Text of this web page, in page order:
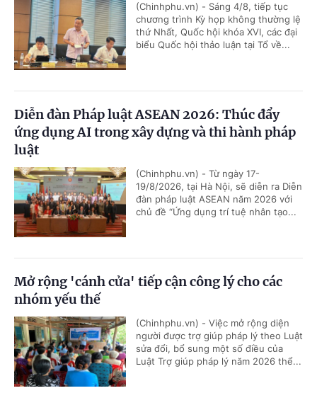
(Chinhphu.vn) - Sáng 4/8, tiếp tục
chương trình Kỳ họp không thường lệ
thứ Nhất, Quốc hội khóa XVI, các đại
biểu Quốc hội thảo luận tại Tổ về...
Diễn đàn Pháp luật ASEAN 2026: Thúc đẩy
ứng dụng AI trong xây dựng và thi hành pháp
luật
(Chinhphu.vn) - Từ ngày 17-
19/8/2026, tại Hà Nội, sẽ diễn ra Diễn
đàn pháp luật ASEAN năm 2026 với
chủ đề “Ứng dụng trí tuệ nhân tạo...
Mở rộng 'cánh cửa' tiếp cận công lý cho các
nhóm yếu thế
(Chinhphu.vn) - Việc mở rộng diện
người được trợ giúp pháp lý theo Luật
sửa đổi, bổ sung một số điều của
Luật Trợ giúp pháp lý năm 2026 thể...